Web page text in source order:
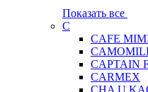
Показать все
C
CAFE
CAPTAIN
CARMEX
CHA U